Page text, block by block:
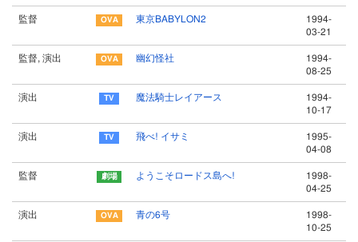
監督 東京BABYLON2
1994-
03-21
監督, 演出 幽幻怪社
1994-
08-25
演出 魔法騎士レイアース
1994-
10-17
演出 飛べ! イサミ
1995-
04-08
監督 ようこそロードス島へ!
1998-
04-25
演出 青の6号
1998-
10-25